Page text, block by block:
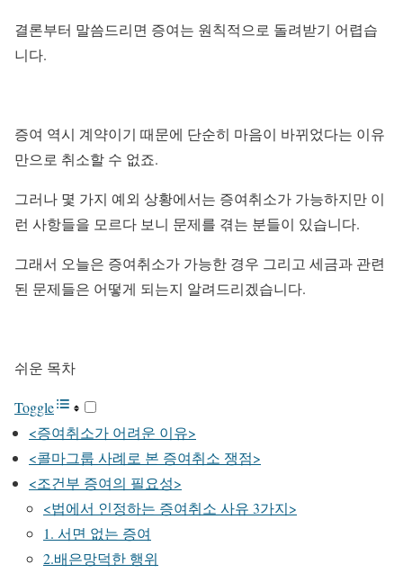
결론부터 말씀드리면 증여는 원칙적으로 돌려받기 어렵습
니다.
증여 역시 계약이기 때문에 단순히 마음이 바뀌었다는 이유
만으로 취소할 수 없죠.
그러나 몇 가지 예외 상황에서는 증여취소가 가능하지만 이
런 사항들을 모르다 보니 문제를 겪는 분들이 있습니다.
그래서 오늘은 증여취소가 가능한 경우 그리고 세금과 관련
된 문제들은 어떻게 되는지 알려드리겠습니다.
쉬운 목차
Toggle
<증여취소가 어려운 이유>
<콜마그룹 사례로 본 증여취소 쟁점>
<조건부 증여의 필요성>
<법에서 인정하는 증여취소 사유 3가지>
1. 서면 없는 증여
2.배은망덕한 행위